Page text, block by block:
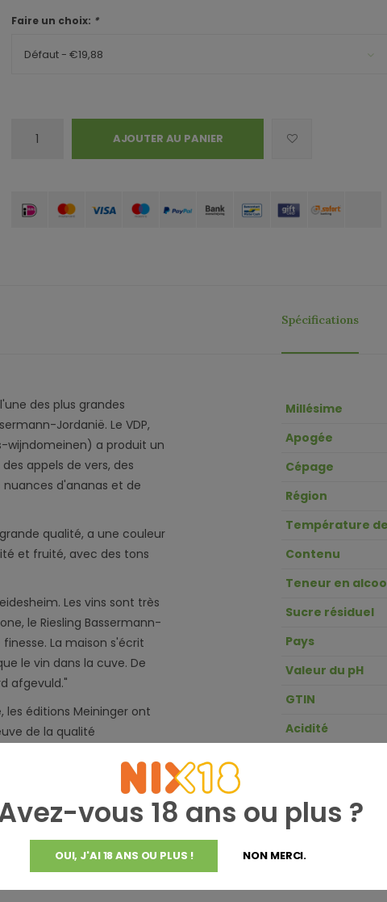
vous 18 ans ou plus ?
OUI, J'AI 18 ANS OU PLUS ! NON MERCI.
Faire un choix: *
Défaut - €19,88
AJOUTER AU PANIER
Spécifications
des plus grandes
Jordanië. Le VDP,
wijndomeinen) a produit un
appels de vers, des
d'ananas et de
qualité, a une couleur
et fruité, avec des tons
Les vins sont très
le Riesling Bassermann-
La maison s'écrit
le vin dans la cuve. De
afgevuld."
les éditions Meininger ont
de la qualité
fait à l'aide d'un mélange
de grande qualité.
Millésime
Apogée
Cépage
Région
Température
Contenu
Teneur en
Sucre résiduel
Pays
Valeur du pH
GTIN
Acidité